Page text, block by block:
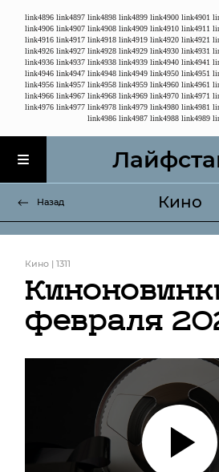
link4896 link4897 link4898 link4899 link4900 link4901
link4906 link4907 link4908 link4909 link4910 link4911
link4916 link4917 link4918 link4919 link4920 link4921
link4926 link4927 link4928 link4929 link4930 link4931
link4936 link4937 link4938 link4939 link4940 link4941
link4946 link4947 link4948 link4949 link4950 link4951
link4956 link4957 link4958 link4959 link4960 link4961
link4966 link4967 link4968 link4969 link4970 link4971
link4976 link4977 link4978 link4979 link4980 link4981
link4986 link4987 link4988 link4989
Назад Кино
Кино | 1311
февраля